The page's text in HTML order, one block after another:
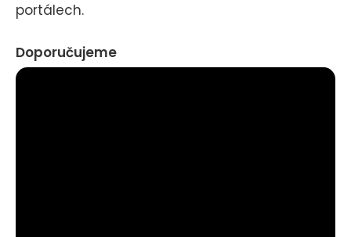
portálech.
Doporučujeme